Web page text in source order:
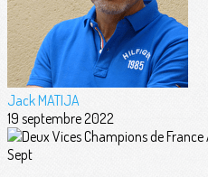
Jack MATIJA
19 septembre 2022